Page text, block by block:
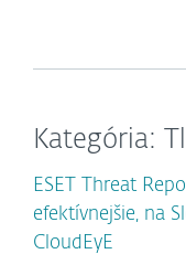
Kategória:
ESET Threat
efektívnejšie, na
CloudEyE